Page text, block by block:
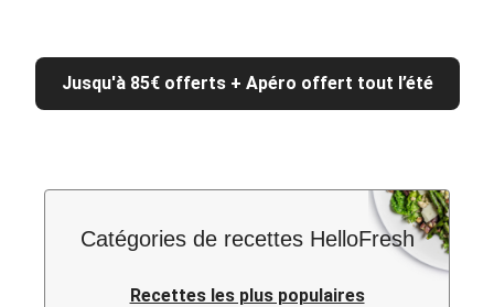
Jusqu'à 85€ offerts + Apéro offert tout l’été
Catégories de recettes HelloFresh
Recettes les plus populaires